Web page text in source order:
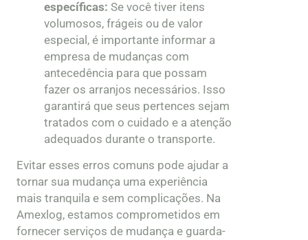
específicas: Se você tiver itens
volumosos, frágeis ou de valor
especial, é importante informar a
empresa de mudanças com
antecedência para que possam
fazer os arranjos necessários. Isso
garantirá que seus pertences sejam
tratados com o cuidado e a atenção
adequados durante o transporte.
Evitar esses erros comuns pode ajudar a
tornar sua mudança uma experiência
mais tranquila e sem complicações. Na
Amexlog, estamos comprometidos em
fornecer serviços de mudança e guarda-